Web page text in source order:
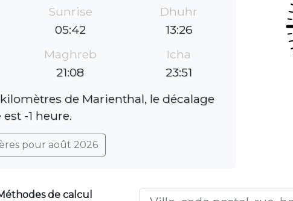
Sunrise
05:42
Dhuhr
13:26
Maghreb
21:08
Icha
23:51
de Marienthal, le décalage
-1 heure.
pour août 2026
de calcul